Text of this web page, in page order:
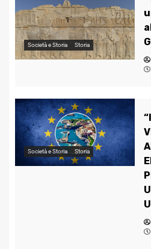
Società e Storia Storia
Società e Storia Storia